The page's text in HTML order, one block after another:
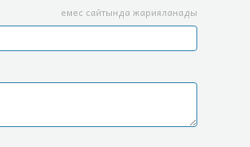
емес сайтында жарияланады